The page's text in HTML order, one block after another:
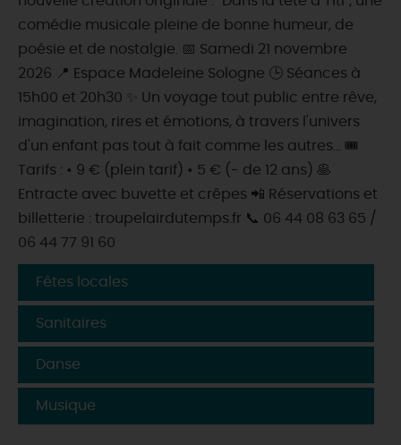
TOUT L'AGENDA
comédie musicale pleine de bonne humeur, de
poésie et de nostalgie. 📅 Samedi 21 novembre
2026 📍 Espace Madeleine Sologne 🕒 Séances à
15h00 et 20h30 ✨ Un voyage tout public entre rêve,
imagination, rires et émotions, à travers l'univers
d'un enfant pas tout à fait comme les autres... 🎟️
Tarifs : • 9 € (plein tarif) • 5 € (- de 12 ans) 🥞
Entracte avec buvette et crêpes 📲 Réservations et
billetterie : troupelairdutemps.fr 📞 06 44 08 63 65 /
06 44 77 91 60
Fêtes locales
Sanitaires
Danse
Musique